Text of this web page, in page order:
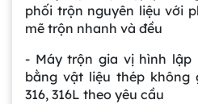
phối trộn nguyên liệu với
mẽ trộn nhanh và đều
- Máy trộn gia vị hình lập
bằng vật liệu thép không
316, 316L theo yêu cầu